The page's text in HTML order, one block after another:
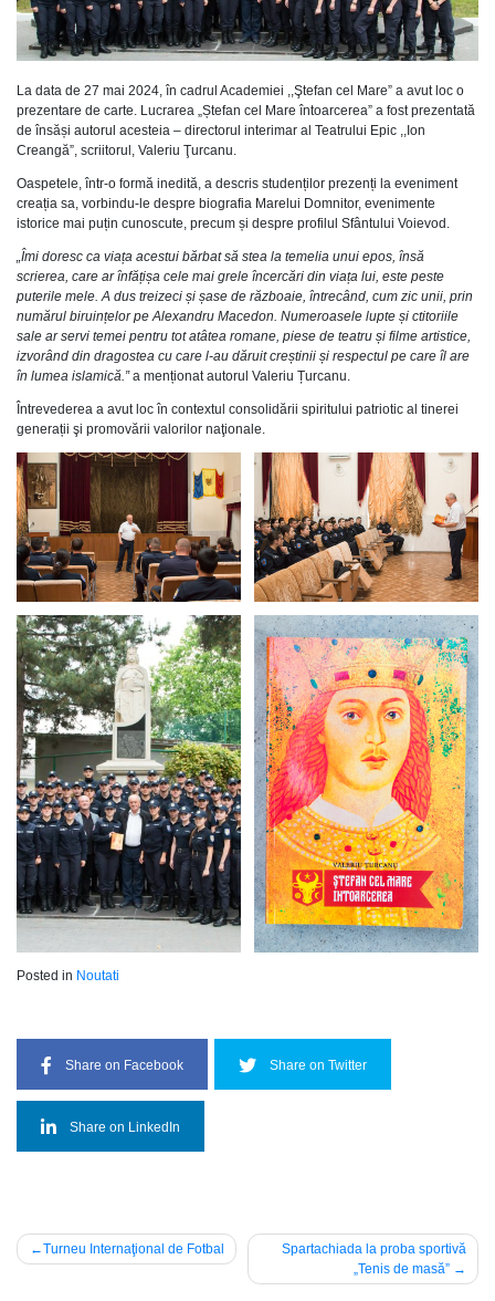
La data de 27 mai 2024, în cadrul Academiei ,,Ştefan cel Mare” a avut loc o
prezentare de carte. Lucrarea „Ștefan cel Mare întoarcerea” a fost prezentată
de însăși autorul acesteia – directorul interimar al Teatrului Epic ,,Ion
Creangă”, scriitorul, Valeriu Ţurcanu.
Oaspetele, într-o formă inedită, a descris studenților prezenți la eveniment
creația sa, vorbindu-le despre biografia Marelui Domnitor, evenimente
istorice mai puțin cunoscute, precum și despre profilul Sfântului Voievod.
„Îmi doresc ca viața acestui bărbat să stea la temelia unui epos, însă
scrierea, care ar înfățișa cele mai grele încercări din viața lui, este peste
puterile mele. A dus treizeci și șase de războaie, întrecând, cum zic unii, prin
numărul biruințelor pe Alexandru Macedon. Numeroasele lupte și ctitoriile
sale ar servi temei pentru tot atâtea romane, piese de teatru și filme artistice,
izvorând din dragostea cu care l-au dăruit creștinii și respectul pe care îl are
în lumea islamică.”a menționat autorul Valeriu Țurcanu.
Întrevederea a avut loc în contextul consolidării spiritului patriotic al tinerei
generații şi promovării valorilor naţionale.
Posted in Noutati
Share on Facebook Share on Twitter
Share on LinkedIn
Navigare
Turneu Internaţional de Fotbal
Spartachiada la proba sportivă
„Tenis de masă”